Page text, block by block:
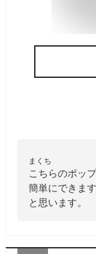
まくち
こちらのポッ
簡単にできま
と思います。